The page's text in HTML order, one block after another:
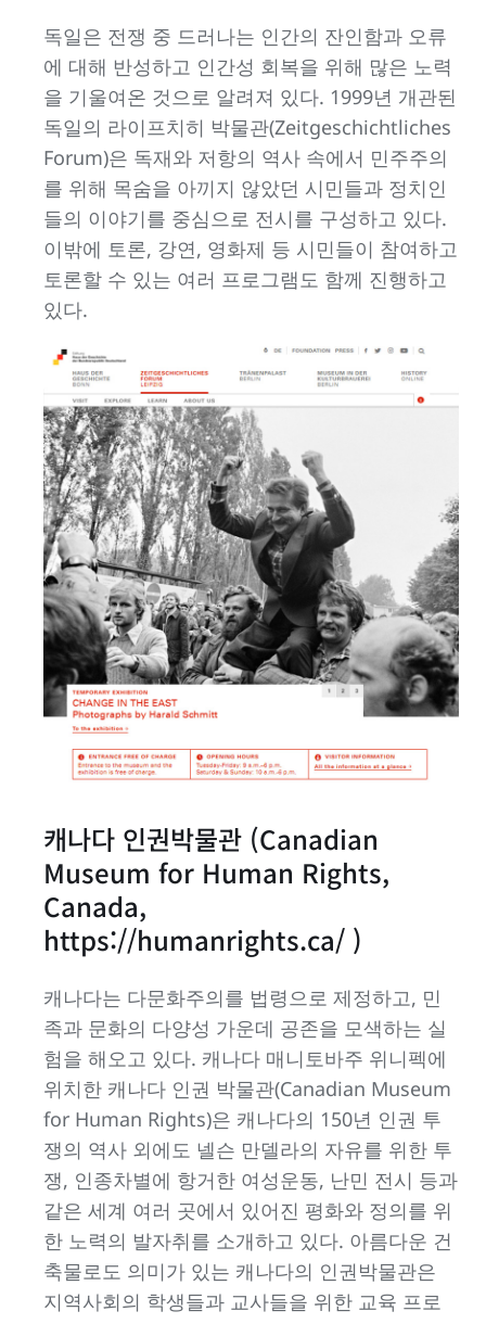
독일은 전쟁 중 드러나는 인간의 잔인함과 오류
에 대해 반성하고 인간성 회복을 위해 많은 노력
을 기울여온 것으로 알려져 있다. 1999년 개관된
독일의 라이프치히 박물관(Zeitgeschichtliches
Forum)은 독재와 저항의 역사 속에서 민주주의
를 위해 목숨을 아끼지 않았던 시민들과 정치인
들의 이야기를 중심으로 전시를 구성하고 있다.
이밖에 토론, 강연, 영화제 등 시민들이 참여하고
토론할 수 있는 여러 프로그램도 함께 진행하고
있다.
캐나다 인권박물관 (Canadian
Museum for Human Rights,
Canada,
https://humanrights.ca/ )
캐나다는 다문화주의를 법령으로 제정하고, 민
족과 문화의 다양성 가운데 공존을 모색하는 실
험을 해오고 있다. 캐나다 매니토바주 위니펙에
위치한 캐나다 인권 박물관(Canadian Museum
for Human Rights)은 캐나다의 150년 인권 투
쟁의 역사 외에도 넬슨 만델라의 자유를 위한 투
쟁, 인종차별에 항거한 여성운동, 난민 전시 등과
같은 세계 여러 곳에서 있어진 평화와 정의를 위
한 노력의 발자취를 소개하고 있다. 아름다운 건
축물로도 의미가 있는 캐나다의 인권박물관은
지역사회의 학생들과 교사들을 위한 교육 프로